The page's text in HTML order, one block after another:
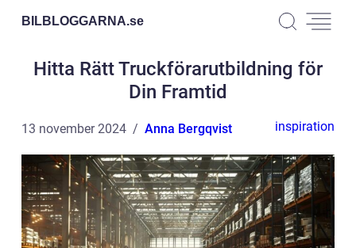
BILBLOGGARNA.se
Hitta Rätt Truckförarutbildning för
Din Framtid
13 november 2024 Anna Bergqvist inspiration